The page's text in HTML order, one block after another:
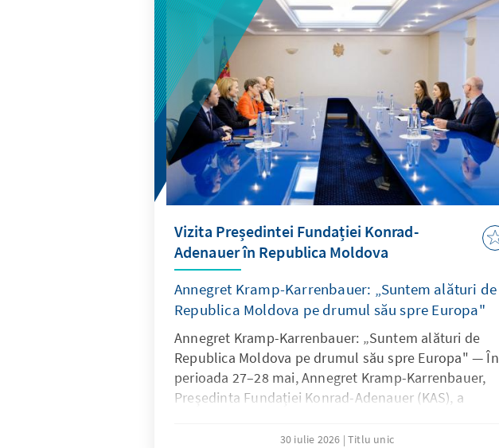
Vizita Președintei Fundației Konrad-
Adenauer în Republica Moldova
Annegret Kramp-Karrenbauer: „Suntem alături de
Republica Moldova pe drumul său spre Europa"
Annegret Kramp-Karrenbauer: „Suntem alături de
Republica Moldova pe drumul său spre Europa" — În
perioada 27–28 mai, Annegret Kramp-Karrenbauer,
Președinta Fundației Konrad-Adenauer (KAS), a
la nivel înalt despre democrație, securitate și
30 iulie 2026 Titlu unic